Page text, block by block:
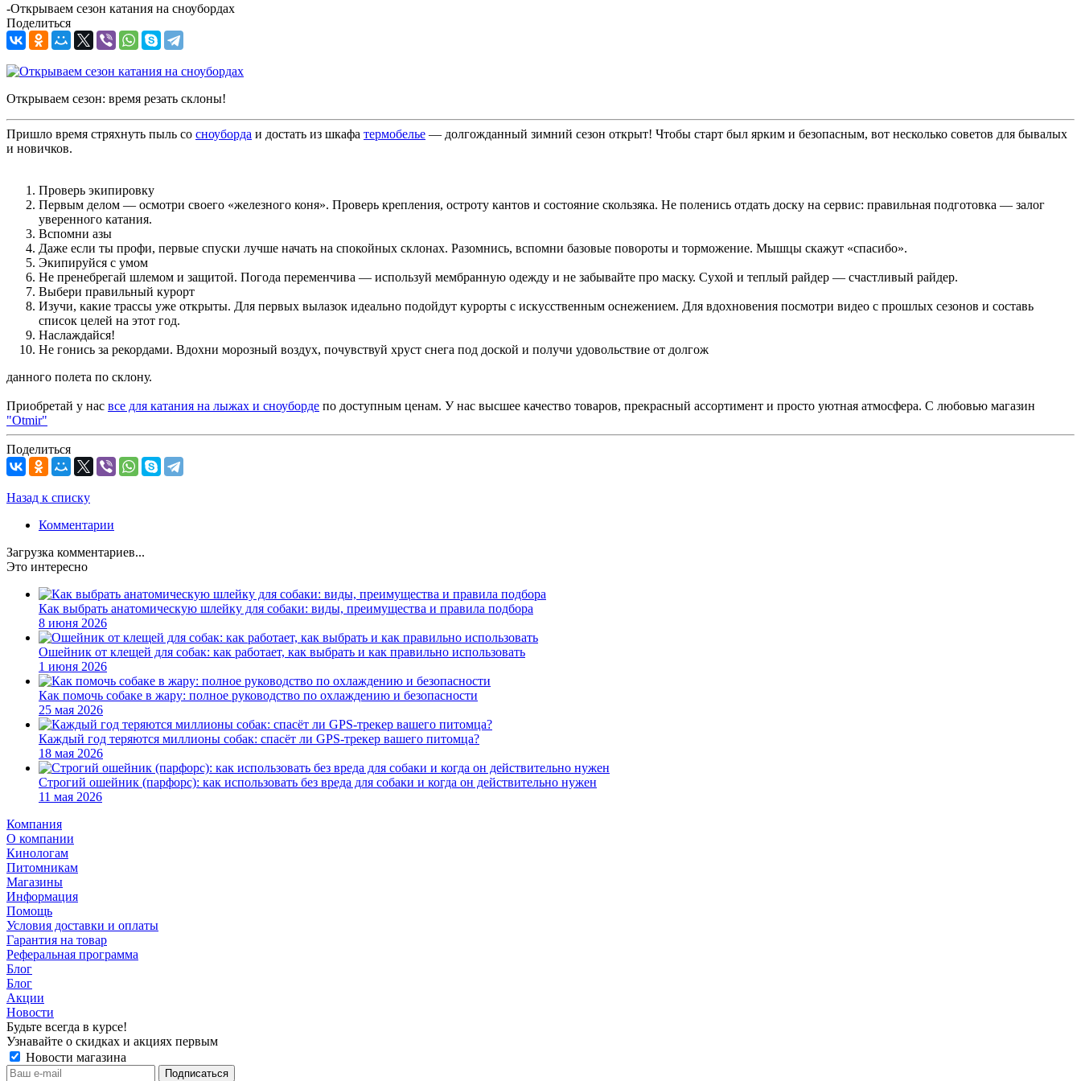
-Открываем сезон катания на сноубордах
Поделиться
Открываем сезон: время резать склоны!
Пришло время стряхнуть пыль со сноуборда и достать из шкафа термобелье — долгожданный зимний сезон открыт! Чтобы старт был ярким и безопасным, вот несколько советов для бывалых
и новичков.
Проверь экипировку
Первым делом — осмотри своего «железного коня». Проверь крепления, остроту кантов и состояние скользяка. Не поленись отдать доску на сервис: правильная подготовка — залог
уверенного катания.
Вспомни азы
Даже если ты профи, первые спуски лучше начать на спокойных склонах. Разомнись, вспомни базовые повороты и торможение. Мышцы скажут «спасибо».
Экипируйся с умом
Не пренебрегай шлемом и защитой. Погода переменчива — используй мембранную одежду и не забывайте про маску. Сухой и теплый райдер — счастливый райдер.
Выбери правильный курорт
Изучи, какие трассы уже открыты. Для первых вылазок идеально подойдут курорты с искусственным оснежением. Для вдохновения посмотри видео с прошлых сезонов и составь
список целей на этот год.
Наслаждайся!
Не гонись за рекордами. Вдохни морозный воздух, почувствуй хруст снега под доской и получи удовольствие от долгож
данного полета по склону.
Приобретай у нас все для катания на лыжах и сноуборде по доступным ценам. У нас высшее качество товаров, прекрасный ассортимент и просто уютная атмосфера. С любовью магазин
"Otmir"
Поделиться
Назад к списку
Комментарии
Загрузка комментариев...
Это интересно
Как выбрать анатомическую шлейку для собаки: виды, преимущества и правила подбора
8 июня 2026
Ошейник от клещей для собак: как работает, как выбрать и как правильно использовать
1 июня 2026
Как помочь собаке в жару: полное руководство по охлаждению и безопасности
25 мая 2026
Каждый год теряются миллионы собак: спасёт ли GPS-трекер вашего питомца?
18 мая 2026
Строгий ошейник (парфорс): как использовать без вреда для собаки и когда он действительно нужен
11 мая 2026
Компания
О компании
Кинологам
Питомникам
Магазины
Информация
Помощь
Условия доставки и оплаты
Гарантия на товар
Реферальная программа
Блог
Блог
Акции
Новости
Будьте всегда в курсе!
Узнавайте о скидках и акциях первым
Новости магазина